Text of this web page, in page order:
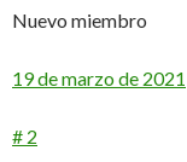
Nuevo miembro
19 de marzo de 2021
# 2